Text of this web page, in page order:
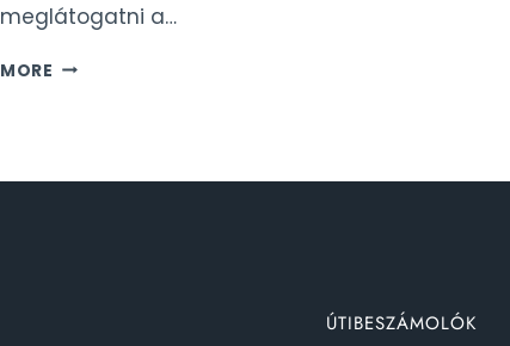
meglátogatni a…
MORE KÖLNBREIN-
ÚTIBESZÁMOLÓK